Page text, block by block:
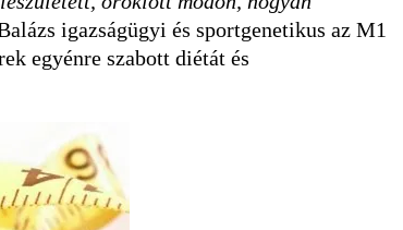
igazságügyi és sportgenetikus az M1
egyénre szabott diétát és